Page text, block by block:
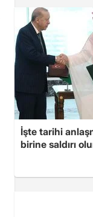
İşte tarihi
birine saldırı